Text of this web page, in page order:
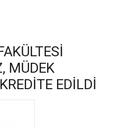
MÜDEK
EDILDI